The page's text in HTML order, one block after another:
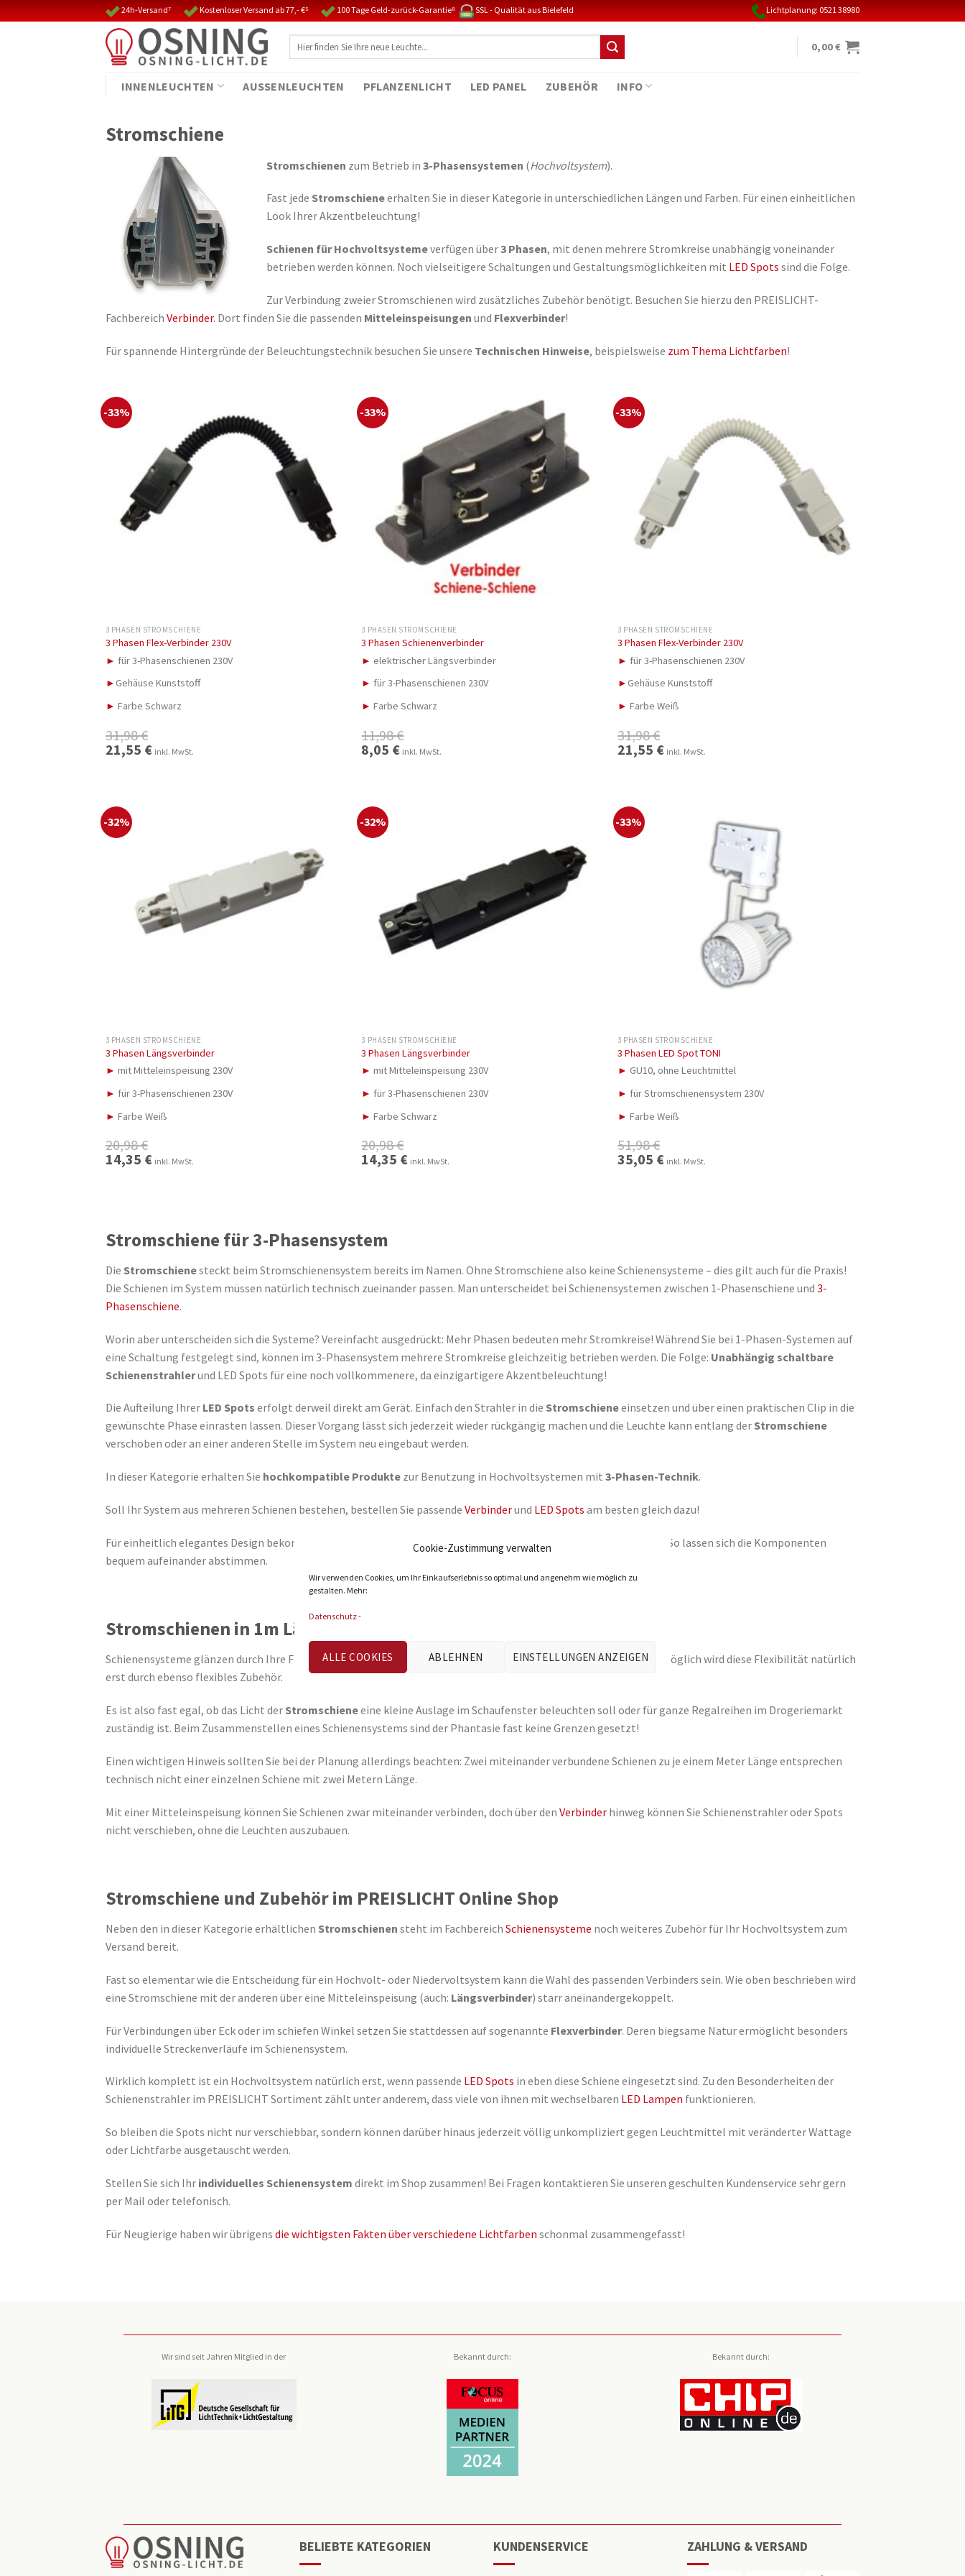
Cookie-Zustimmung verwalten
Wir verwenden Cookies, um Ihr Einkaufserlebnis so optimal und angenehm wie möglich zu
gestalten. Mehr:
Datenschutz-
ALLE COOKIES ABLEHNEN EINSTELLUNGEN ANZEIGEN
Skip
to
24h-Versand⁷ Kostenloser Versand ab 77,- €⁵ 100 Tage Geld-zurück-Garantie⁸ SSL - Qualität aus Bielefeld Lichtplanung: 0521 38980
Suche
0,00€
INNENLEUCHTEN AUSSENLEUCHTEN PFLANZENLICHT LED PANEL ZUBEHÖR INFO
Stromschiene
Stromschienen zum Betrieb in 3-Phasensystemen (Hochvoltsystem).
Fast jede Stromschieneerhalten Sie in dieser Kategorie in unterschiedlichen Längen und Farben. Für einen einheitlichen
Look Ihrer Akzentbeleuchtung!
Schienen für Hochvoltsystemeverfügen über3 Phasen, mit denen mehrere Stromkreise unabhängig voneinander
betrieben werden können. Noch vielseitigere Schaltungen und Gestaltungsmöglichkeiten mit LED Spots sind die Folge.
Zur Verbindung zweier Stromschienen wird zusätzliches Zubehör benötigt. Besuchen Sie hierzu den PREISLICHT-
Fachbereich Verbinder. Dort finden Sie die passenden Mitteleinspeisungen und Flexverbinder!
Für spannende Hintergründe der Beleuchtungstechnik besuchen Sie unsere Technischen Hinweise, beispielsweise zum Thema Lichtfarben!
-33%
3 PHASEN STROMSCHIENE
3 Phasen Flex-Verbinder 230V
► für 3-Phasenschienen 230V
►Gehäuse Kunststoff
► Farbe Schwarz
31,98€
Ursprünglicher
Preis
21,55 €Aktueller
Preis
inkl. MwSt.
-33%
3 PHASEN STROMSCHIENE
3 Phasen Schienenverbinder
► elektrischer Längsverbinder
► für 3-Phasenschienen 230V
► Farbe Schwarz
11,98€
Ursprünglicher
Preis
8,05 € Aktueller
Preis
inkl. MwSt.
-33%
3 PHASEN STROMSCHIENE
3 Phasen Flex-Verbinder 230V
► für 3-Phasenschienen 230V
►Gehäuse Kunststoff
► Farbe Weiß
31,98€
Ursprünglicher
Preis
21,55 € Aktueller
Preis
inkl. MwSt.
-32%
3 PHASEN STROMSCHIENE
3 Phasen Längsverbinder
► mit Mitteleinspeisung 230V
► für 3-Phasenschienen 230V
► Farbe Weiß
20,98€
Ursprünglicher
Preis
14,35 €Aktueller
Preis
inkl. MwSt.
-32%
3 PHASEN STROMSCHIENE
3 Phasen Längsverbinder
► mit Mitteleinspeisung 230V
► für 3-Phasenschienen 230V
► Farbe Schwarz
20,98€
Ursprünglicher
Preis
14,35 € Aktueller
Preis
inkl. MwSt.
-33%
3 PHASEN STROMSCHIENE
3 Phasen LED Spot TONI
► GU10, ohne Leuchtmittel
► für Stromschienensystem 230V
► Farbe Weiß
51,98€
Ursprünglicher
Preis
35,05 € Aktueller
Preis
inkl. MwSt.
Stromschiene für 3-Phasensystem
Die Stromschienesteckt beim Stromschienensystem bereits im Namen. Ohne Stromschiene also keine Schienensysteme – dies gilt auch für die Praxis!
Die Schienen im System müssen natürlich technisch zueinander passen. Man unterscheidet bei Schienensystemen zwischen 1-Phasenschiene und 3-
Phasenschiene.
Worin aber unterscheiden sich die Systeme? Vereinfacht ausgedrückt: Mehr Phasen bedeuten mehr Stromkreise! Während Sie bei 1-Phasen-Systemen auf
eine Schaltung festgelegt sind, können im 3-Phasensystem mehrere Stromkreise gleichzeitig betrieben werden. Die Folge: Unabhängig schaltbare
Schienenstrahlerund LED Spots für eine noch vollkommenere, da einzigartigere Akzentbeleuchtung!
Die Aufteilung Ihrer LED Spots erfolgt derweil direkt am Gerät. Einfach den Strahler in die Stromschieneeinsetzen und über einen praktischen Clip in die
gewünschte Phase einrasten lassen. Dieser Vorgang lässt sich jederzeit wieder rückgängig machen und die Leuchte kann entlang der Stromschiene
verschoben oder an einer anderen Stelle im System neu eingebaut werden.
In dieser Kategorie erhalten Sie hochkompatible Produkte zur Benutzung in Hochvoltsystemen mit 3-Phasen-Technik.
Soll Ihr System aus mehreren Schienen bestehen, bestellen Sie passende Verbinderund LED Spots am besten gleich dazu!
Für einheitlich elegantes Design bekommen Sie viele Stromschienen selbstverständlich
. So lassen sich die Komponenten
bequem aufeinander abstimmen.
Stromschienen in 1m Länge
Schienensysteme glänzen durch Ihre Flexibilität sowohl in Sachen Ausleuchtung als auch Gestaltung. Nachhaltig möglich wird diese Flexibilität natürlich
erst durch ebenso flexibles Zubehör.
Es ist also fast egal, ob das Licht der Stromschieneeine kleine Auslage im Schaufenster beleuchten soll oder für ganze Regalreihen im Drogeriemarkt
zuständig ist. Beim Zusammenstellen eines Schienensystems sind der Phantasie fast keine Grenzen gesetzt!
Einen wichtigen Hinweis sollten Sie bei der Planung allerdings beachten: Zwei miteinander verbundene Schienen zu je einem Meter Länge entsprechen
technisch nicht einer einzelnen Schiene mit zwei Metern Länge.
Mit einer Mitteleinspeisung können Sie Schienen zwar miteinander verbinden, doch über den Verbinder hinweg können Sie Schienenstrahler oder Spots
nicht verschieben, ohne die Leuchten auszubauen.
Stromschiene und Zubehör im PREISLICHT Online Shop
Neben den in dieser Kategorie erhältlichen Stromschienen steht im Fachbereich Schienensysteme noch weiteres Zubehör für Ihr Hochvoltsystem zum
Versand bereit.
Fast so elementar wie die Entscheidung für ein Hochvolt- oder Niedervoltsystem kann die Wahl des passenden Verbinders sein. Wie oben beschrieben wird
eine Stromschiene mit der anderen über eine Mitteleinspeisung (auch: Längsverbinder) starr aneinandergekoppelt.
Für Verbindungen über Eck oder im schiefen Winkel setzen Sie stattdessen auf sogenannte Flexverbinder. Deren biegsame Natur ermöglicht besonders
individuelle Streckenverläufe im Schienensystem.
Wirklich komplett ist ein Hochvoltsystem natürlich erst, wenn passende LED Spots in eben diese Schiene eingesetzt sind. Zu den Besonderheiten der
Schienenstrahler im PREISLICHT Sortiment zählt unter anderem, dass viele von ihnen mit wechselbaren LED Lampen funktionieren.
So bleiben die Spots nicht nur verschiebbar, sondern können darüber hinaus jederzeit völlig unkompliziert gegen Leuchtmittel mit veränderter Wattage
oder Lichtfarbe ausgetauscht werden.
Stellen Sie sich Ihr individuelles Schienensystem direkt im Shop zusammen! Bei Fragen kontaktieren Sie unseren geschulten Kundenservice sehr gern
per Mail oder telefonisch.
Für Neugierige haben wir übrigens die wichtigsten Fakten über verschiedene Lichtfarben schonmal zusammengefasst!
Wir sind seit Jahren Mitglied in der Bekannt durch: Bekannt durch:
BELIEBTE KATEGORIEN KUNDENSERVICE ZAHLUNG & VERSAND